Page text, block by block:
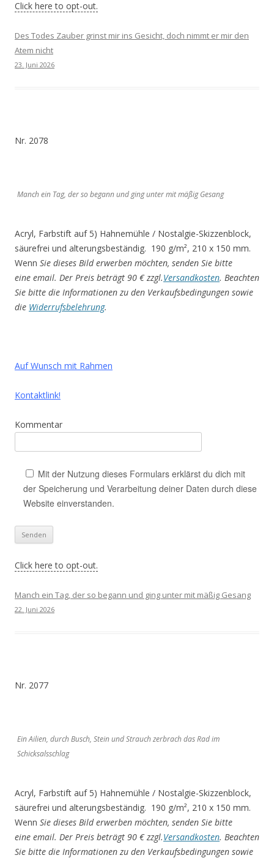
Click here to opt-out.
Des Todes Zauber grinst mir ins Gesicht, doch nimmt er mir den
Atem nicht
23. Juni 2026
Nr. 2078
Manch ein Tag, der so begann und ging unter mit mäßig Gesang
Acryl, Farbstift auf 5) Hahnemühle / Nostalgie-Skizzenblock,
säurefrei und alterungsbeständig. 190 g/m², 210 x 150 mm.
Wenn Sie dieses Bild erwerben möchten, senden Sie bitte
eine email. Der Preis beträgt 90 € zzgl.Versandkosten. Beachten
Sie bitte die Informationen zu den Verkaufsbedingungen sowie
die Widerrufsbelehrung.
Auf Wunsch mit Rahmen
Kontaktlink!
Kommentar
Mit der Nutzung dieses Formulars erklärst du dich mit
der Speicherung und Verarbeitung deiner Daten durch diese
Website einverstanden.
Click here to opt-out.
Manch ein Tag, der so begann und ging unter mit mäßig Gesang
22. Juni 2026
Nr. 2077
Ein Ailien, durch Busch, Stein und Strauch zerbrach das Rad im
Schicksalsschlag
Acryl, Farbstift auf 5) Hahnemühle / Nostalgie-Skizzenblock,
säurefrei und alterungsbeständig. 190 g/m², 210 x 150 mm.
Wenn Sie dieses Bild erwerben möchten, senden Sie bitte
eine email. Der Preis beträgt 90 € zzgl.Versandkosten. Beachten
Sie bitte die Informationen zu den Verkaufsbedingungen sowie